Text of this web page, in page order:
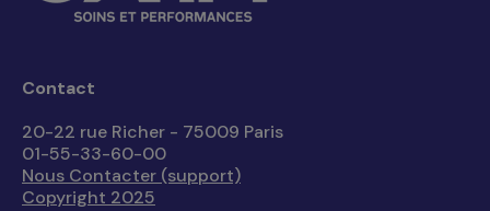
Contact
20-22 rue Richer - 75009 Paris
01-55-33-60-00
Nous Contacter (support)
Copyright 2025